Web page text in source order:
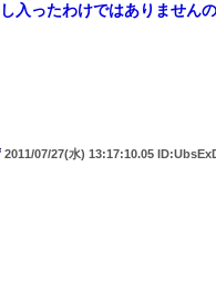
入ったわけではありませんの
2011/07/27(水) 13:17:10.05